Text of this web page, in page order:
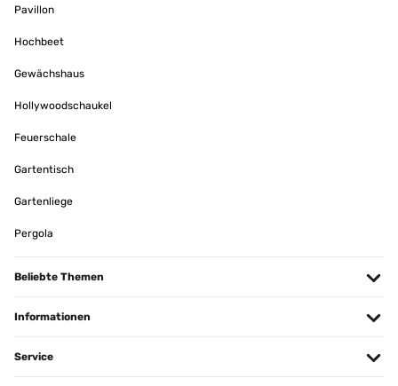
Pavillon
Hochbeet
Gewächshaus
Hollywoodschaukel
Feuerschale
Gartentisch
Gartenliege
Pergola
Beliebte Themen
Informationen
Service